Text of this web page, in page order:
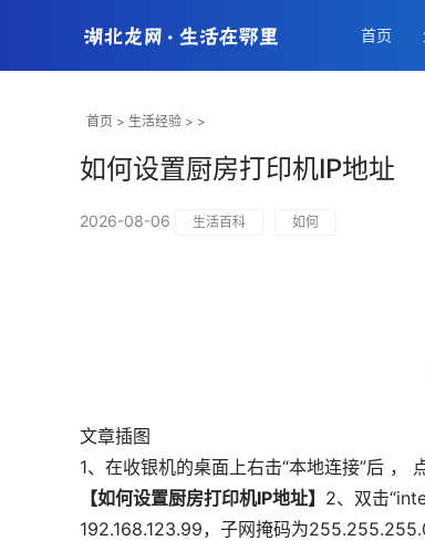
首页
首页 > 生活经验 > >
如何设置厨房打印机IP地址
2026-08-06 生活百科 如何
文章插图
1、在收银机的桌面上右击“本地连接”后 ，
【如何设置厨房打印机IP地址】 2、双击
192.168.123.99，子网掩码为